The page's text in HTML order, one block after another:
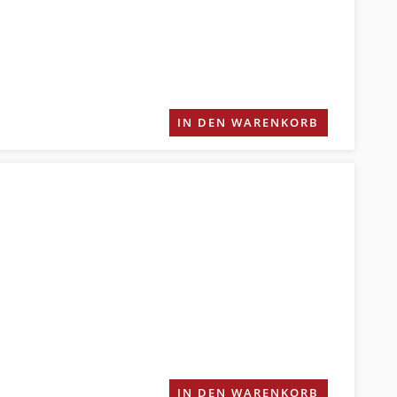
IN DEN WARENKORB
IN DEN WARENKORB